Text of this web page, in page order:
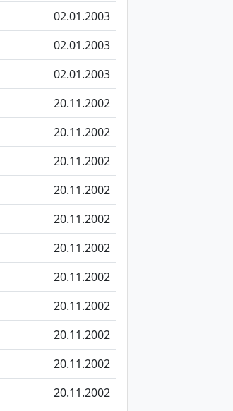
02.01.2003
02.01.2003
02.01.2003
20.11.2002
20.11.2002
20.11.2002
20.11.2002
20.11.2002
20.11.2002
20.11.2002
20.11.2002
20.11.2002
20.11.2002
20.11.2002